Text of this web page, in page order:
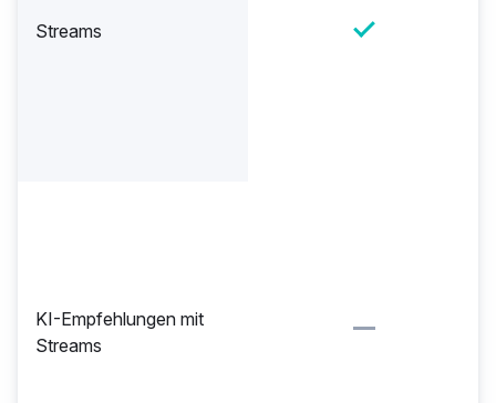
Streams
KI-Empfehlungen mit
Streams